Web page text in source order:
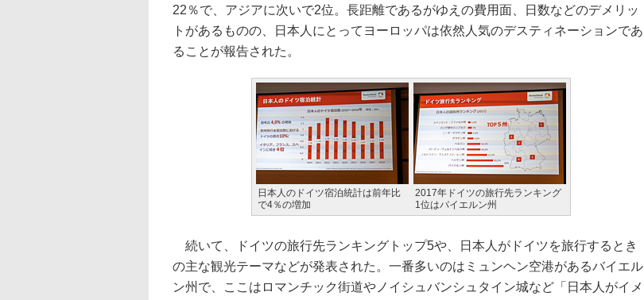
22％で、アジアに次いで2位。長距離であるがゆえの費用面、日数などのデメリッ
トがあるものの、日本人にとってヨーロッパは依然人気のデスティネーションであ
ることが報告された。
日本人のドイツ宿泊統計は前年比
で4％の増加
2017年ドイツの旅行先ランキング
1位はバイエルン州
続いて、ドイツの旅行先ランキングトップ5や、日本人がドイツを旅行するとき
の主な観光テーマなどが発表された。一番多いのはミュンヘン空港があるバイエル
ン州で、ここはロマンチック街道やノイシュバンシュタイン城など「日本人がイメ